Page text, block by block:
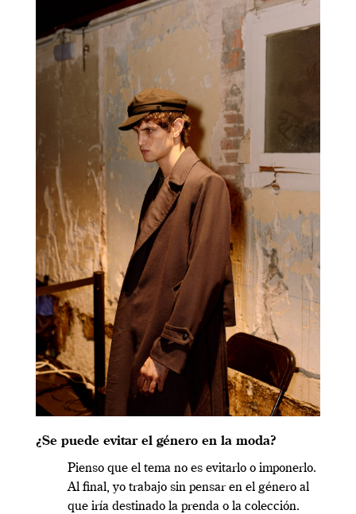
¿Se puede evitar el género en la moda?
Pienso que el tema no es evitarlo o imponerlo.
Al final, yo trabajo sin pensar en el género al
que iría destinado la prenda o la colección.